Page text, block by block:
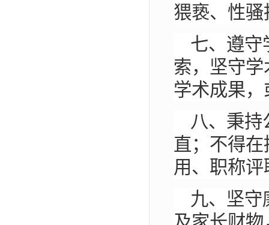
猥亵、性
七、遵守
索，坚守
学术成果
八、秉
直；不得
用、职称
九、坚守